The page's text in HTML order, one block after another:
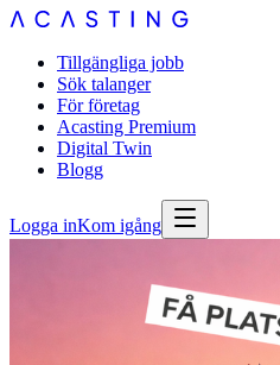
Tillgängliga jobb
Sök talanger
För företag
Acasting Premium
Digital Twin
Blogg
Logga inKom igång